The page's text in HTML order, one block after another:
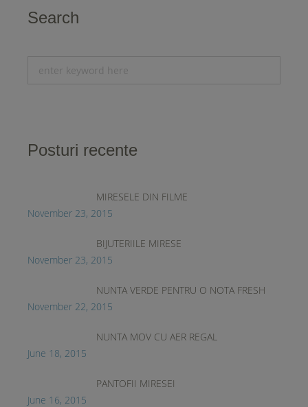
Search
Posturi recente
MIRESELE DIN FILME
November 23, 2015
BIJUTERIILE MIRESE
November 23, 2015
NUNTA VERDE PENTRU O NOTA FRESH
November 22, 2015
NUNTA MOV CU AER REGAL
June 18, 2015
PANTOFII MIRESEI
June 16, 2015